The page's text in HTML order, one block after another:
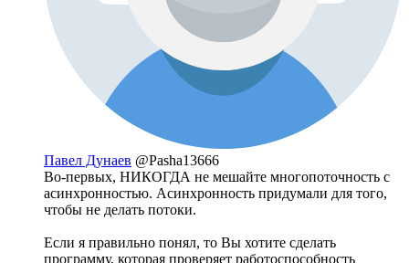
Павел Дунаев @Pasha13666
Во-первых, НИКОГДА не мешайте многопоточность с
асинхронностью. Асинхронность придумали для того,
чтобы не делать потоки.
Если я правильно понял, то Вы хотите сделать
программу, которая проверяет работоспособность